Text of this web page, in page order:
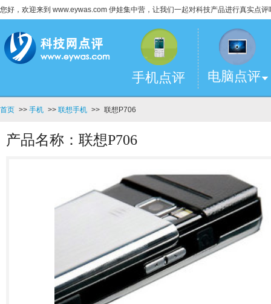
您好，欢迎来到 www.eywas.com 伊娃集中营，让我们一起对科技产品进行真实点评
手机点评 电脑点评
首页 >> 手机 >> 联想手机 >> 联想P706
产品名称：联想P706